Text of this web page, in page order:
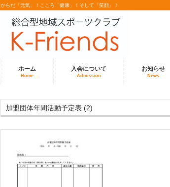
からだ「元気」！こころ「健康」！そして「笑顔」！
ホーム
Home
入会について
Admission
お知らせ
News
加盟団体年間活動予定表 (2)